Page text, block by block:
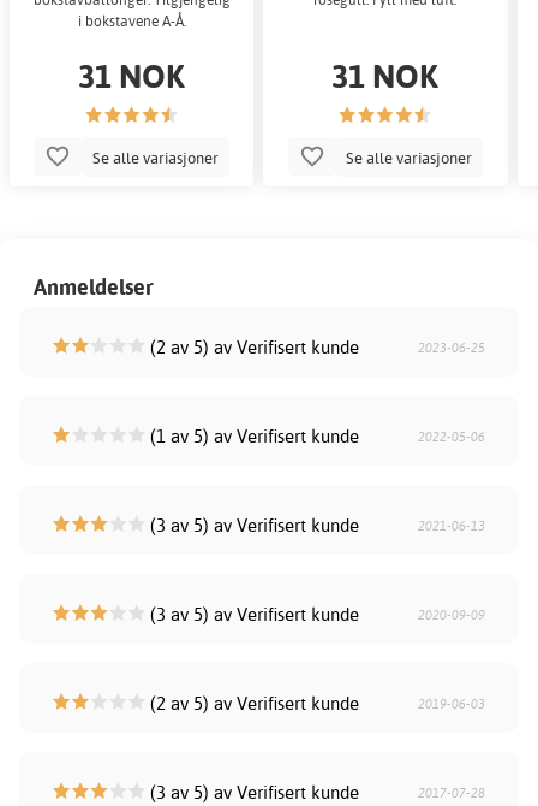
i bokstavene A-Å.
31 NOK
Se alle variasjoner
31 NOK
Se alle variasjoner
Anmeldelser
(2 av 5) av Verifisert kunde 2023-06-25
(1 av 5) av Verifisert kunde 2022-05-06
(3 av 5) av Verifisert kunde 2021-06-13
(3 av 5) av Verifisert kunde 2020-09-09
(2 av 5) av Verifisert kunde 2019-06-03
(3 av 5) av Verifisert kunde 2017-07-28